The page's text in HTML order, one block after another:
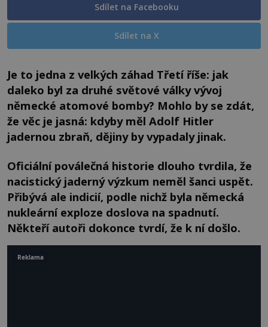
Sdílet na Facebooku
Sdílet na X
Je to jedna z velkých záhad Třetí říše: jak
daleko byl za druhé světové války vývoj
německé atomové bomby? Mohlo by se zdát,
že věc je jasná: kdyby měl Adolf Hitler
jadernou zbraň, dějiny by vypadaly jinak.
Oficiální poválečná historie dlouho tvrdila, že
nacistický jaderný výzkum neměl šanci uspět.
Přibývá ale indicií, podle nichž byla německá
nukleární exploze doslova na spadnutí.
Někteří autoři dokonce tvrdí, že k ní došlo.
Reklama